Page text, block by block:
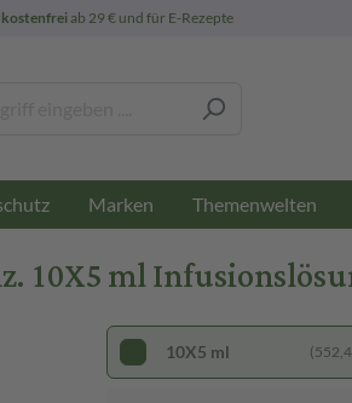
ab 29 € und für E-Rezepte
Marken Themenwelten
10X5 ml
10X5 ml